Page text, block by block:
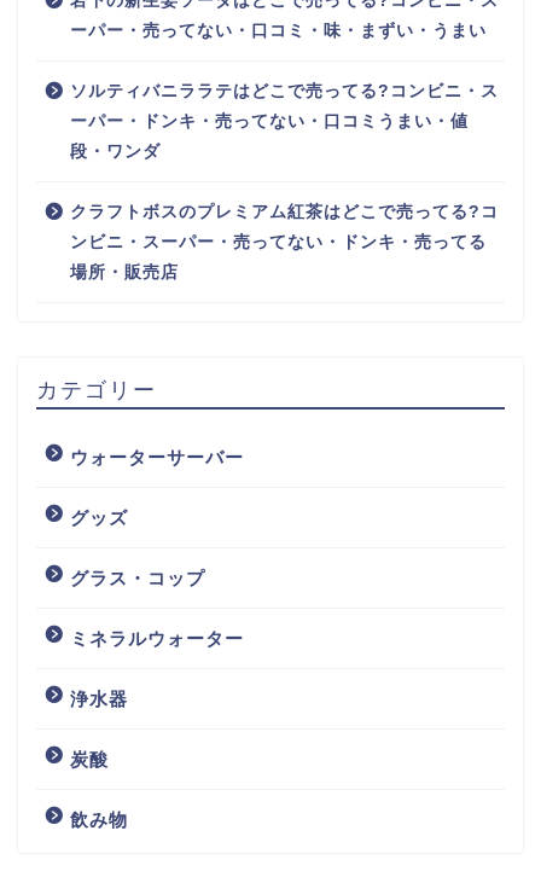
ーパー・売ってない・口コミ・味・まずい・うまい
ソルティバニララテはどこで売ってる?コンビニ・ス
ーパー・ドンキ・売ってない・口コミうまい・値
段・ワンダ
クラフトボスのプレミアム紅茶はどこで売ってる?コ
ンビニ・スーパー・売ってない・ドンキ・売ってる
場所・販売店
カテゴリー
ウォーターサーバー
グッズ
グラス・コップ
ミネラルウォーター
浄水器
炭酸
飲み物